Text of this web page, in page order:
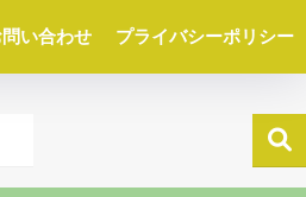
問い合わせ プライバシーポリシー